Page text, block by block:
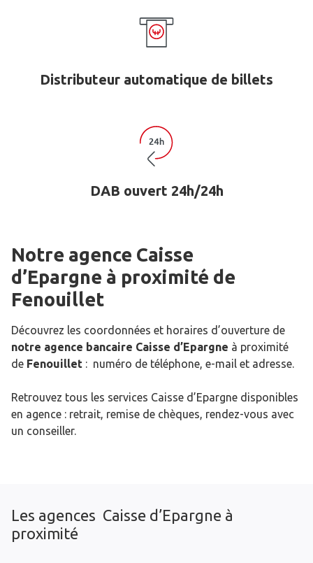
Distributeur automatique de billets
DAB ouvert 24h/24h
Notre agence Caisse
d’Epargne à proximité de
Fenouillet
Découvrez les coordonnées et horaires d’ouverture de
notre agence bancaire Caisse d’Epargne à proximité
de Fenouillet : numéro de téléphone, e-mail et adresse.
Retrouvez tous les services Caisse d’Epargne disponibles
en agence : retrait, remise de chèques, rendez-vous avec
un conseiller.
Les agences Caisse d’Epargne à
proximité